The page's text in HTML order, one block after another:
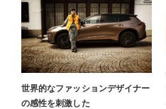
世界的なファッションデザイナー
の感性を刺激した